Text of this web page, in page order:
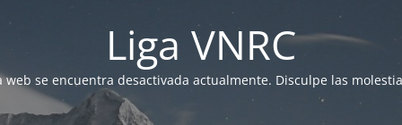
Liga VNRC
web se encuentra desactivada actualmente. Disculpe las